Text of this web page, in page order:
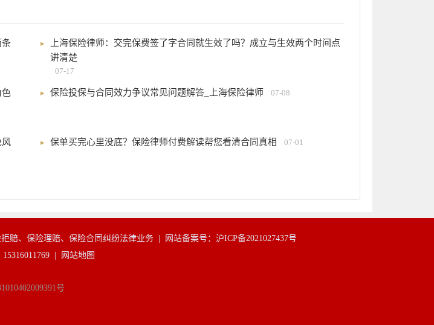
条
上海保险律师：交完保费签了字合同就生效了吗？成立与生效两个时间点
讲清楚
07-17
色
保险投保与合同效力争议常见问题解答_上海保险律师 07-08
风
保单买完心里没底？保险律师付费解读帮您看清合同真相 07-01
赔、保险理赔、保险合同纠纷法律业务 |
网站备案号：沪ICP备2021027437号
|
网站地图
号